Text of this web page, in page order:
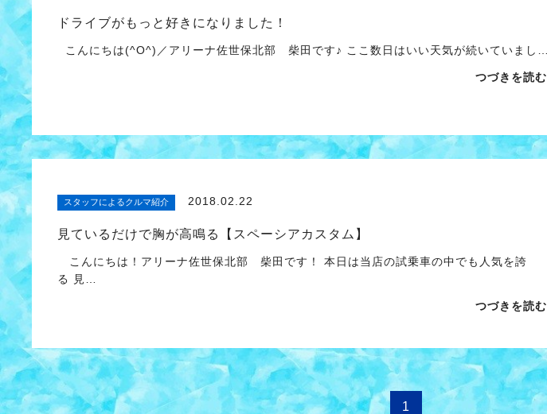
ドライブがもっと好きになりました！
こんにちは(^O^)／アリーナ佐世保北部 柴田です♪ ここ数日はいい天気が続いていまし…
つづきを読む
スタッフによるクルマ紹介 2018.02.22
見ているだけで胸が高鳴る【スペーシアカスタム】
こんにちは！アリーナ佐世保北部 柴田です！ 本日は当店の試乗車の中でも人気を誇
る 見…
つづきを読む
1